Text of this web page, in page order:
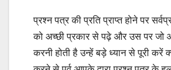
प्रश्न पत्र की प्रति प्राप्त होने पर
को अच्छी प्रकार से पढ़े और उस पर जो
करनी होती है उन्हें बड़े ध्यान से पूरी करें